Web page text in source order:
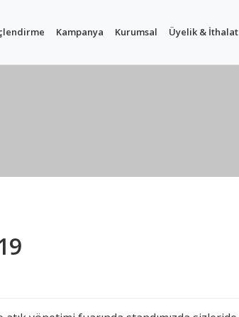
Kampanya Kurumsal Üyelik & İthalat